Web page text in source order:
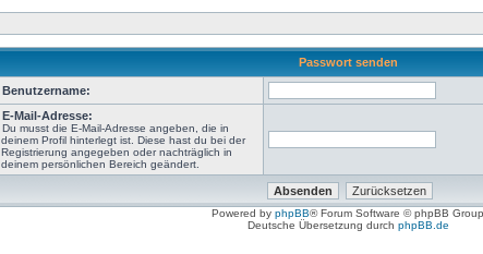
Passwort senden
Benutzername:
E-Mail-Adresse:
Du musst die E-Mail-Adresse angeben, die in
deinem Profil hinterlegt ist. Diese hast du bei der
Registrierung angegeben oder nachträglich in
deinem persönlichen Bereich geändert.
Powered by phpBB® Forum Software © phpBB Group
Deutsche Übersetzung durch phpBB.de